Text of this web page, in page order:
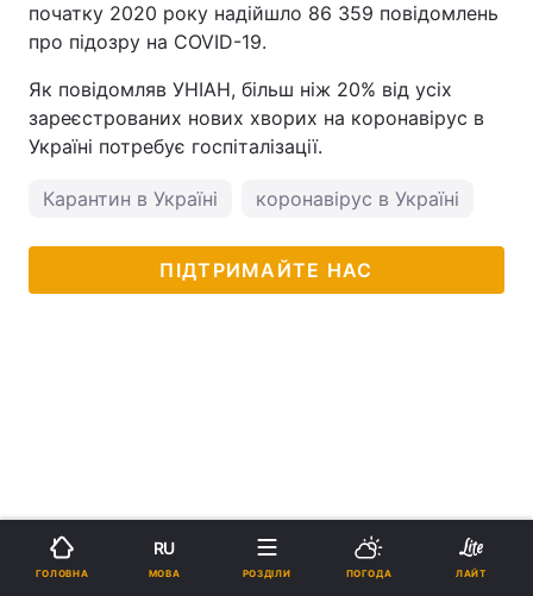
початку 2020 року надійшло 86 359 повідомлень
про підозру на COVID-19.
Як повідомляв УНІАН, більш ніж 20% від усіх
зареєстрованих нових хворих на коронавірус в
Україні потребує госпіталізації.
Карантин в Україні коронавірус в Україні
ПІДТРИМАЙТЕ НАС
ГОЛОВНА
RU
МОВА РОЗДІЛИ ПОГОДА ЛАЙТ